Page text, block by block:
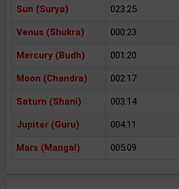
Sun (Surya) 023:25
Venus (Shukra) 000:23
Mercury (Budh) 001:20
Moon (Chandra) 002:17
Saturn (Shani) 003:14
Jupiter (Guru) 004:11
Mars (Mangal) 005:09